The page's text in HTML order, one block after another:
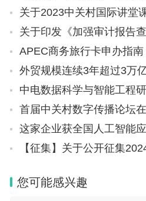
关于2023中关村国际讲堂
关于印发《加强审计报告查验工作实施方
APEC商务旅行卡申办指南
外贸规模连续3年超过3万亿元 去年北
中电数据科学与智能工程
首届中关村数字传播论坛
这家企业获全国人工智能应用场
【征集】关于公开征集2024年度朝阳区互联
您可能感兴趣